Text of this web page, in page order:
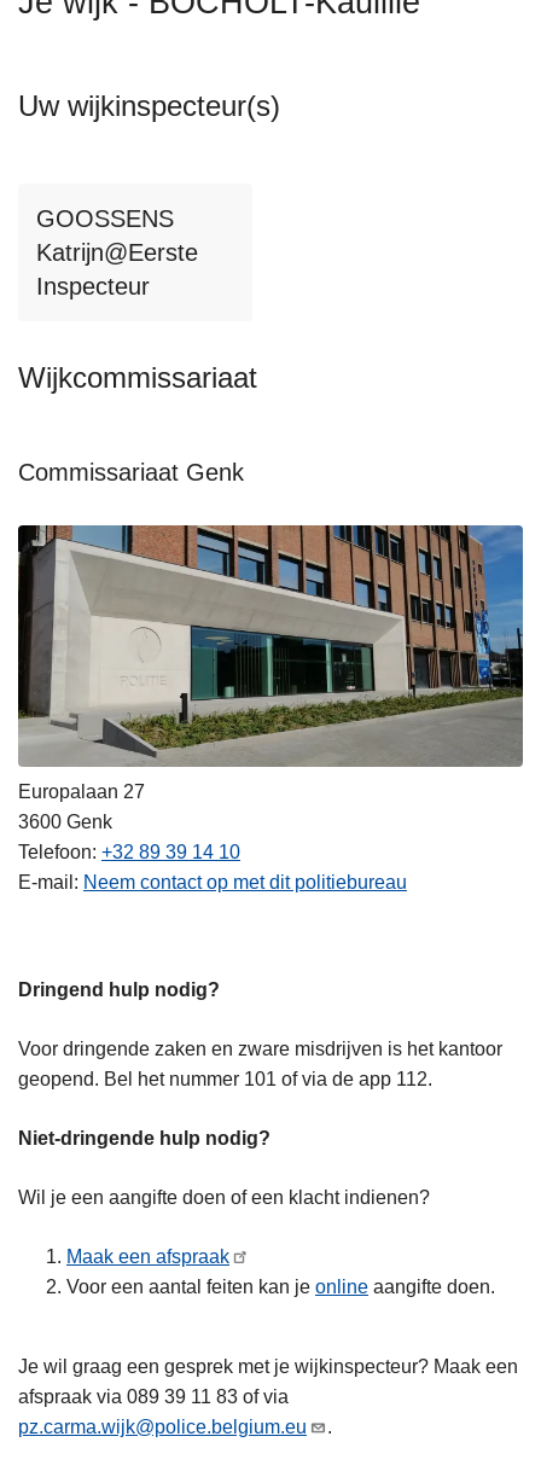
Uw wijkinspecteur(s)
GOOSSENS
Katrijn@Eerste
Inspecteur
Wijkcommissariaat
Commissariaat Genk
Europalaan 27
3600 Genk
Telefoon +32 89 39 14 10
E-mail
Neem contact op met dit politiebureau
Dringend hulp nodig?
Voor dringende zaken en zware misdrijven is het kantoor
geopend. Bel het nummer 101 of via de app 112.
Niet-dringende hulp nodig?
Wil je een aangifte doen of een klacht indienen?
Maak een afspraak
Voor een aantal feiten kan je online aangifte doen.
Je wil graag een gesprek met je wijkinspecteur? Maak een
afspraak via 089 39 11 83 of via
pz.carma.wijk@police.belgium.eu
.